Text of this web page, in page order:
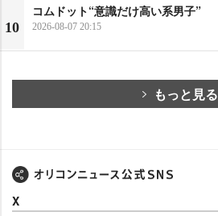
10
コムドット“意識だけ高い系男子”
2026-08-07 20:15
もっと見る
X